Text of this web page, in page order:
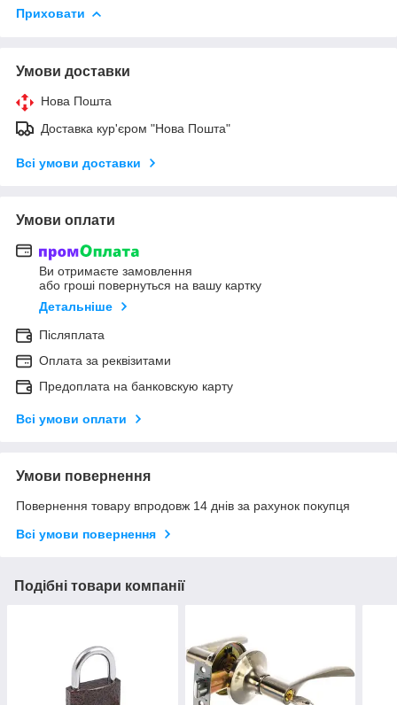
Приховати
Умови доставки
Нова Пошта
Доставка кур'єром "Нова Пошта"
Всі умови доставки
Умови оплати
Ви отримаєте замовлення
або гроші повернуться на вашу картку
Детальніше
Післяплата
Оплата за реквізитами
Предоплата на банковскую карту
Всі умови оплати
Умови повернення
Повернення товару впродовж 14 днів за рахунок покупця
Всі умови повернення
Подібні товари компанії